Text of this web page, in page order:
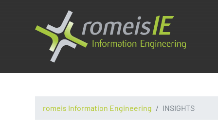
romeis Information Engineering INSIGHTS